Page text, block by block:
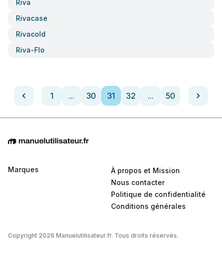
Riva
Rivacase
Rivacold
Riva-Flo
1 ... 30 31 32 ... 50
Marques
À propos et Mission
Nous contacter
Politique de confidentialité
Conditions générales
Copyright 2026 Manuelutilisateur.fr. Tous droits réservés.